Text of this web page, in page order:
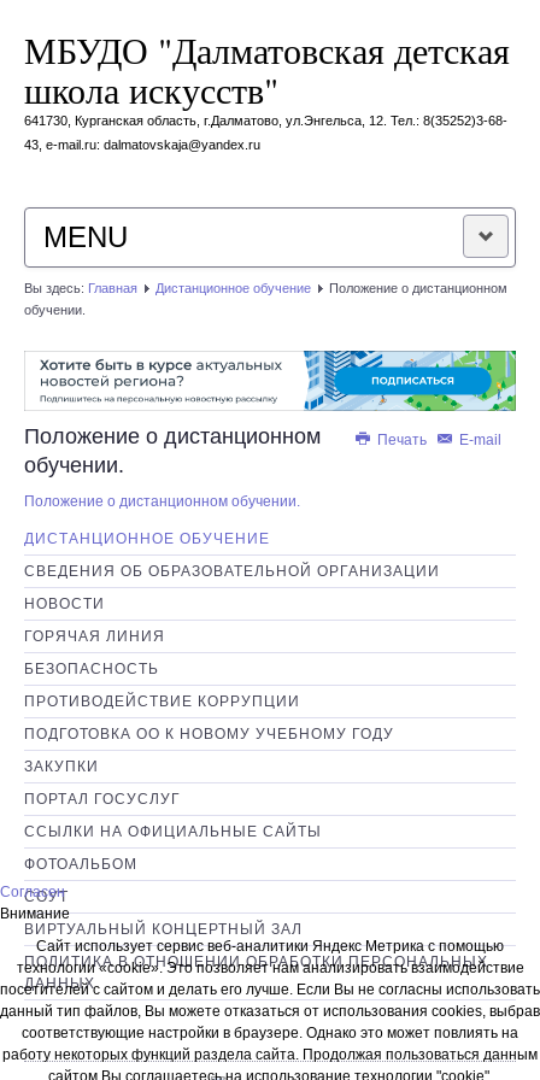
МБУДО "Далматовская детская
школа искусств"
641730, Курганская область, г.Далматово, ул.Энгельса, 12. Тел.: 8(35252)3-68-
43, e-mail.ru: dalmatovskaja@yandex.ru
MENU
ГЛАВНАЯ
О САЙТЕ
ОЦЕНКА
ДЛЯ ВАС, РОДИТЕЛИ
ОБРАТНАЯ СВЯЗЬ
КАРТА САЙТА
Вы здесь: Главная Дистанционное обучение
Положение о дистанционном
обучении.
Печать E-mail
Положение о дистанционном
обучении.
Положение о дистанционном обучении.
ДИСТАНЦИОННОЕ ОБУЧЕНИЕ
СВЕДЕНИЯ ОБ ОБРАЗОВАТЕЛЬНОЙ ОРГАНИЗАЦИИ
НОВОСТИ
ГОРЯЧАЯ ЛИНИЯ
БЕЗОПАСНОСТЬ
ПРОТИВОДЕЙСТВИЕ КОРРУПЦИИ
ПОДГОТОВКА ОО К НОВОМУ УЧЕБНОМУ ГОДУ
ЗАКУПКИ
ПОРТАЛ ГОСУСЛУГ
ССЫЛКИ НА ОФИЦИАЛЬНЫЕ САЙТЫ
ФОТОАЛЬБОМ
СОУТ
ВИРТУАЛЬНЫЙ КОНЦЕРТНЫЙ ЗАЛ
ПОЛИТИКА В ОТНОШЕНИИ ОБРАБОТКИ ПЕРСОНАЛЬНЫХ
ДАННЫХ
Согласен
Внимание
Сайт использует сервис веб-аналитики Яндекс Метрика с помощью
технологии «cookie». Это позволяет нам анализировать взаимодействие
посетителей с сайтом и делать его лучше. Если Вы не согласны использовать
данный тип файлов, Вы можете отказаться от использования cookies, выбрав
соответствующие настройки в браузере. Однако это может повлиять на
работу некоторых функций раздела сайта. Продолжая пользоваться данным
сайтом Вы соглашаетесь на использование технологии "cookie".